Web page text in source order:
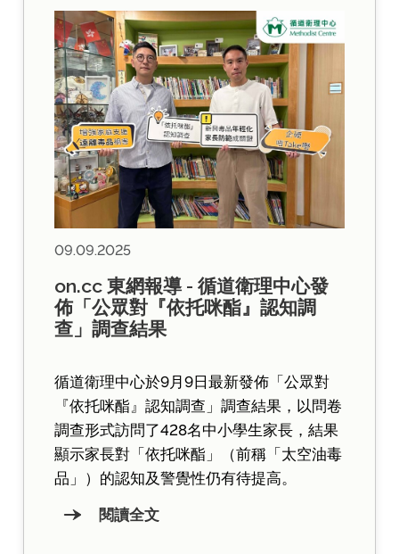
09.09.2025
on.cc 東網報導 - 循道衛理中心發
佈「公眾對『依托咪酯』認知調
查」調查結果
循道衛理中心於9月9日最新發佈「公眾對
『依托咪酯』認知調查」調查結果，以問卷
調查形式訪問了428名中小學生家長，結果
顯示家長對「依托咪酯」（前稱「太空油毒
品」）的認知及警覺性仍有待提高。
閱讀全文